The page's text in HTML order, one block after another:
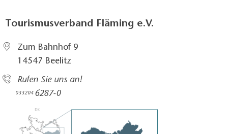
Tourismusverband Fläming e.V.
Zum Bahnhof 9
14547 Beelitz
Rufen Sie uns an!
033204 6287-0